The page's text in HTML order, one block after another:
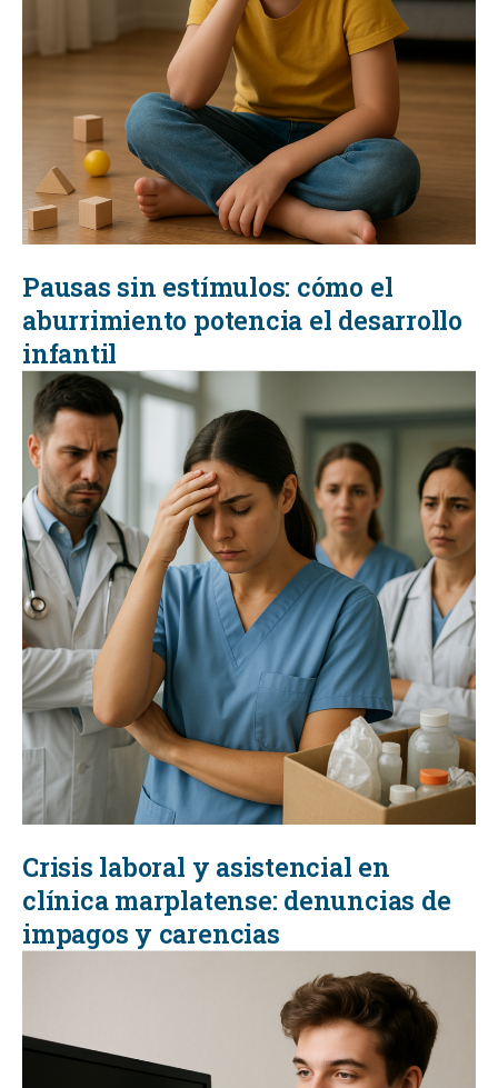
Pausas sin estímulos: cómo el
aburrimiento potencia el desarrollo
infantil
Crisis laboral y asistencial en
clínica marplatense: denuncias de
impagos y carencias